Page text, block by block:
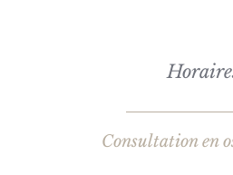
Consultation en